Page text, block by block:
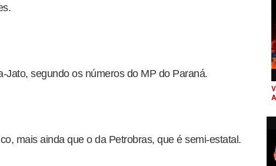
Jato, segundo os números do MP do Paraná.
mais ainda que o da Petrobras, que é semi-estatal.